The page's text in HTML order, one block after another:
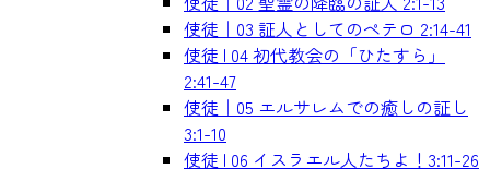
使徒｜03 証人としてのペテロ 2:14-41
使徒 | 04 初代教会の「ひたすら」
2:41-47
使徒｜05 エルサレムでの癒しの証し
3:1-10
使徒 | 06 イスラエル人たちよ！3:11-26